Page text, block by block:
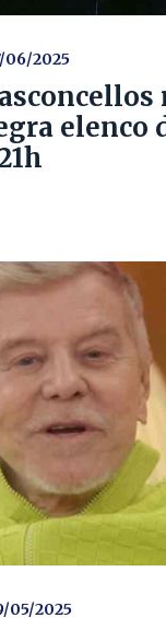
06/2025
elenco
05/2025